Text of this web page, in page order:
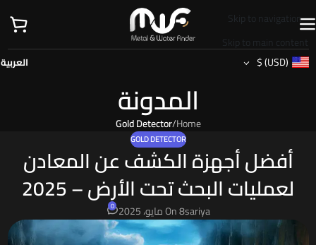
Skip to navigation
Skip to main content
(USD)
$ العربية
المدونة
Home
/
Gold Detector
GOLD DETECTOR
أفضل أجهزة الكشف عن المعادن
لعمليات البحث تحت الأرض – 2025
sariyaOn 8 مايو، 2025 0